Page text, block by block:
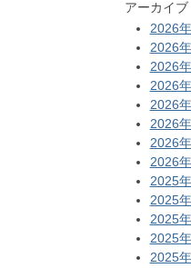
アーカイブ
2026
2026
2026
2026
2026
2026
2026
2026
2025
2025
2025
2025
2025